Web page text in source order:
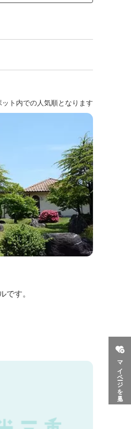
マイページを見る
ト内での人気順となります
す。